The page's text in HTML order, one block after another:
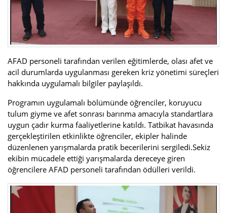
AFAD personeli tarafından verilen eğitimlerde, olası afet ve
acil durumlarda uygulanması gereken kriz yönetimi süreçleri
hakkında uygulamalı bilgiler paylaşıldı.
Programın uygulamalı bölümünde öğrenciler, koruyucu
tulum giyme ve afet sonrası barınma amacıyla standartlara
uygun çadır kurma faaliyetlerine katıldı. Tatbikat havasında
gerçekleştirilen etkinlikte öğrenciler, ekipler halinde
düzenlenen yarışmalarda pratik becerilerini sergiledi.Sekiz
ekibin mücadele ettiği yarışmalarda dereceye giren
öğrencilere AFAD personeli tarafından ödülleri verildi.